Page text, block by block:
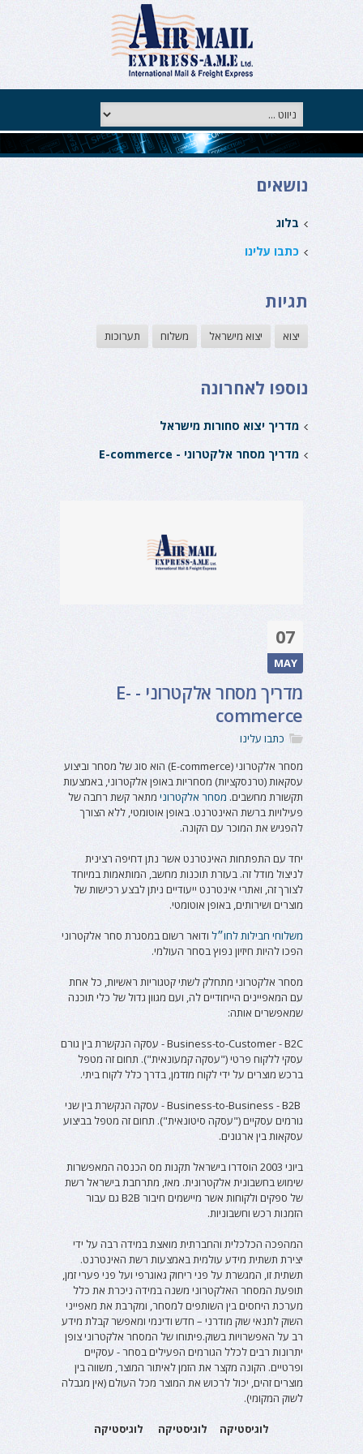
נושאים
בלוג
כתבו עלינו
תגיות
יצוא יצוא מישראל משלוח תערוכות
נוספו לאחרונה
מדריך יצוא סחורות מישראל
מדריך מסחר אלקטרוני - E-commerce
07
MAY
מדריך מסחר אלקטרוני - E-
commerce
כתבו עלינו
מסחר אלקטרוני (E-commerce) הוא סוג של מסחר וביצוע
עסקאות (טרנסקציות) מסחריות באופן אלקטרוני, באמצעות
תקשורת מחשבים. מסחר אלקטרוני מתאר קשת רחבה של
פעילויות ברשת האינטרנט. באופן אוטומטי, ללא הצורך
להפגיש את המוכר עם הקונה.
יחד עם התפתחות האינטרנט אשר נתן דחיפה רצינית
לניצול מודל זה. בעזרת תוכנות מחשב, המותאמות במיוחד
לצורך זה, ואתרי אינטרנט ייעודיים ניתן לבצע רכישות של
מוצרים ושירותים, באופן אוטומטי.
משלוחי חבילות לחו״ל ודואר רשום במסגרת סחר אלקטרוני
הפכו להיות חיזיון נפוץ בסחר העולמי.
מסחר אלקטרוני מתחלק לשתי קטגוריות ראשיות, כל אחת
עם המאפיינים הייחודיים לה, ועם מגוון גדול של כלי תוכנה
שמאפשרים אותה:
Business-to-Customer - B2C - עסקה הנקשרת בין גורם
עסקי ללקוח פרטי ("עסקה קמעונאית"). תחום זה מטפל
ברכש מוצרים על ידי לקוח מזדמן, בדרך כלל לקוח ביתי.
Business-to-Business - B2B - עסקה הנקשרת בין שני
גורמים עסקיים ("עסקה סיטונאית"). תחום זה מטפל בביצוע
עסקאות בין ארגונים.
ביוני 2003 הוסדרו בישראל תקנות מס הכנסה המאפשרות
שימוש בחשבונית אלקטרונית. מאז, מתרחבת בישראל רשת
של ספקים ולקוחות אשר מיישמים חיבור B2B גם עבור
הזמנות רכש וחשבוניות.
המהפכה הכלכלית והחברתית מואצת במידה רבה על ידי
יצירת תשתית מידע עולמית באמצעות רשת האינטרנט.
תשתית זו, המגשרת על פני ריחוק גאוגרפי ועל פני פערי זמן,
תופעת המסחר האלקטרוני משנה במידה ניכרת את כלל
מערכת היחסים בין השותפים למסחר, ומקרבת את מאפייני
השוק לתנאי שוק מודרני – חדש ודינמי ומאפשר קבלת מידע
רב על האפשרויות בשוק.פיתוחו של המסחר אלקטרוני צופן
יתרונות רבים לכלל הגורמים הפעילים בסחר - עסקיים
ופרטיים. הקונה מקצר את הזמן לאיתור המוצר, משווה בין
מוצרים זהים, יכול לרכוש את המוצר מכל העולם (אין מגבלה
לשוק המקומי).
לוגיסטיקה לוגיסטיקה לוגיסטיקה